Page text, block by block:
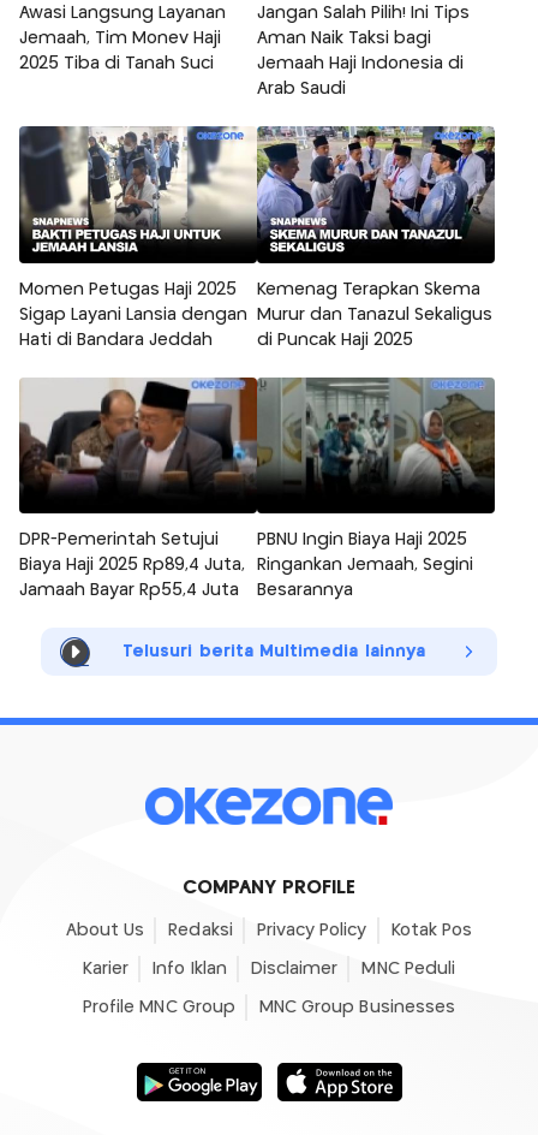
Awasi Langsung Layanan
Jemaah, Tim Monev Haji
2025 Tiba di Tanah Suci
Jangan Salah Pilih! Ini Tips
Aman Naik Taksi bagi
Jemaah Haji Indonesia di
Arab Saudi
Momen Petugas Haji 2025
Sigap Layani Lansia dengan
Hati di Bandara Jeddah
Kemenag Terapkan Skema
Murur dan Tanazul Sekaligus
di Puncak Haji 2025
DPR-Pemerintah Setujui
Biaya Haji 2025 Rp89,4 Juta,
Jamaah Bayar Rp55,4 Juta
PBNU Ingin Biaya Haji 2025
Ringankan Jemaah, Segini
Besarannya
Telusuri berita Multimedia lainnya
COMPANY PROFILE
About Us Redaksi Privacy Policy Kotak Pos
Karier Info Iklan Disclaimer MNC Peduli
Profile MNC Group MNC Group Businesses